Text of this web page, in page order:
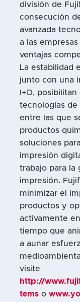
división de
consecución
avanzada
a las
ventajas
La estabilidad
junto con una
I+D,
tecnologías de
entre las que
productos
soluciones
impresión
trabajo para la
impresión.
minimizar el
productos y
activamente
tiempo que
a aunar
visite
http://
temso